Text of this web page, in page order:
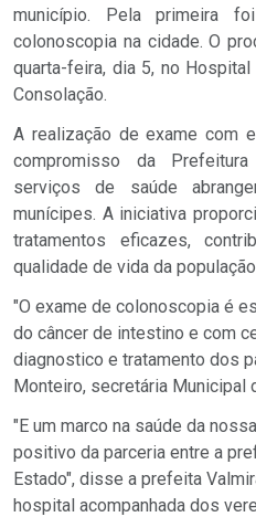
município. Pela primeira
colonoscopia na cidade. O
quarta-feira, dia 5, no
Consolação.
A realização de exame com
compromisso da
serviços de saúde
munícipes. A iniciativa
tratamentos eficazes,
qualidade de vida da
"O exame de colonoscopia é
do câncer de intestino e com
diagnostico e tratamento dos
Monteiro, secretária Municipal
"E um marco na saúde da
positivo da parceria entre a
Estado", disse a prefeita
hospital acompanhada dos